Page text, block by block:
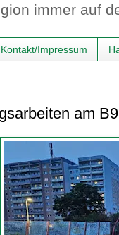
immer auf
Kontakt/Impressum
am